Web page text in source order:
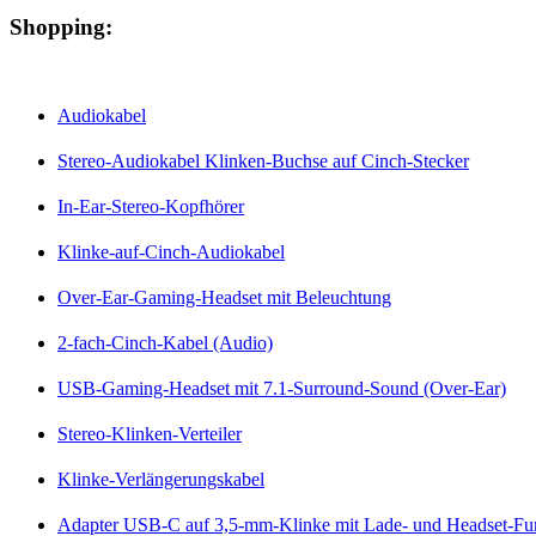
Shopping:
Audiokabel
Stereo-Audiokabel Klinken-Buchse auf Cinch-Stecker
In-Ear-Stereo-Kopfhörer
Klinke-auf-Cinch-Audiokabel
Over-Ear-Gaming-Headset mit Beleuchtung
2-fach-Cinch-Kabel (Audio)
USB-Gaming-Headset mit 7.1-Surround-Sound (Over-Ear)
Stereo-Klinken-Verteiler
Klinke-Verlängerungskabel
Adapter USB-C auf 3,5-mm-Klinke mit Lade- und Headset-